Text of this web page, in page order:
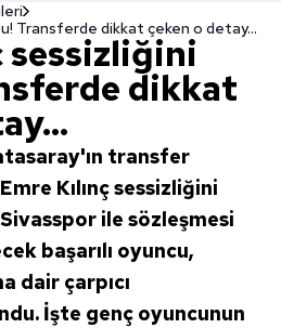
Transferde dikkat çeken o detay...
sessizliğini
dikkat
transfer
Kılınç sessizliğini
ile sözleşmesi
başarılı oyuncu,
dair çarpıcı
İşte genç oyuncunun